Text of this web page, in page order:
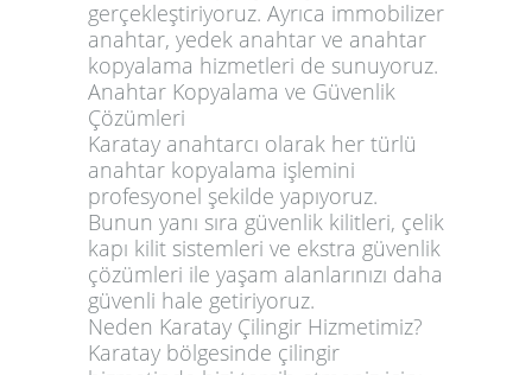
gerçekleştiriyoruz. Ayrıca immobilizer
anahtar, yedek anahtar ve anahtar
kopyalama hizmetleri de sunuyoruz.
Anahtar Kopyalama ve Güvenlik
Çözümleri
Karatay anahtarcı olarak her türlü
anahtar kopyalama işlemini
profesyonel şekilde yapıyoruz.
Bunun yanı sıra güvenlik kilitleri, çelik
kapı kilit sistemleri ve ekstra güvenlik
çözümleri ile yaşam alanlarınızı daha
güvenli hale getiriyoruz.
Neden Karatay Çilingir Hizmetimiz?
Karatay bölgesinde çilingir